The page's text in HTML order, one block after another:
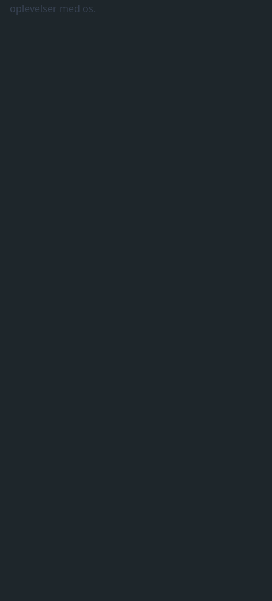
oplevelser med os.